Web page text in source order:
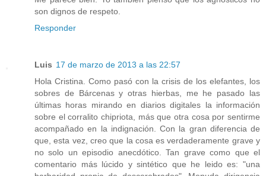
son dignos de respeto.
Responder
Luis 17 de marzo de 2013 a las 22:57
Hola Cristina. Como pasó con la crisis de los elefantes, los
sobres de Bárcenas y otras hierbas, me he pasado las
últimas horas mirando en diarios digitales la información
sobre el corralito chipriota, más que otra cosa por sentirme
acompañado en la indignación. Con la gran diferencia de
que, esta vez, creo que la cosa es verdaderamente grave y
no solo un episodio anecdótico. Tan grave como que el
comentario más lúcido y sintético que he leido es: "una